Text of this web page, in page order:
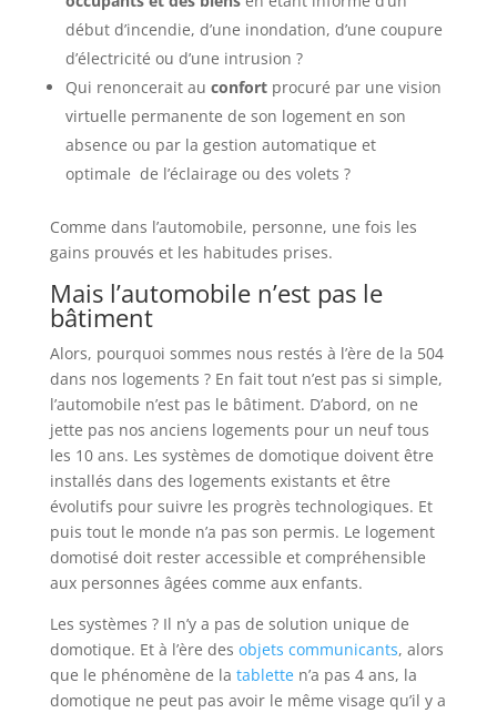
début d’incendie, d’une inondation, d’une coupure
d’électricité ou d’une intrusion ?
Qui renoncerait au confortprocuré par une vision
virtuelle permanente de son logement en son
absence ou par la gestion automatique et
optimale de l’éclairage ou des volets ?
Comme dans l’automobile, personne, une fois les
gains prouvés et les habitudes prises.
Mais l’automobile n’est pas le
bâtiment
Alors, pourquoi sommes nous restés à l’ère de la 504
dans nos logements ? En fait tout n’est pas si simple,
l’automobile n’est pas le bâtiment. D’abord, on ne
jette pas nos anciens logements pour un neuf tous
les 10 ans. Les systèmes de domotique doivent être
installés dans des logements existants et être
évolutifs pour suivre les progrès technologiques. Et
puis tout le monde n’a pas son permis. Le logement
domotisé doit rester accessible et compréhensible
aux personnes âgées comme aux enfants.
Les systèmes ? Il n’y a pas de solution unique de
domotique. Et à l’ère des objets communicants, alors
que le phénomène de la tabletten’a pas 4 ans, la
domotique ne peut pas avoir le même visage qu’il y a